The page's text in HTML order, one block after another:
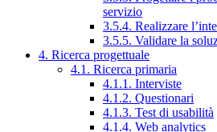
servizio
3.5.4. Realizzare
3.5.5. Validare la
4. Ricerca progettuale
4.1. Ricerca primaria
4.1.1. Interviste
4.1.2. Questionari
4.1.3. Test di usabilità
4.1.4. Web analytics